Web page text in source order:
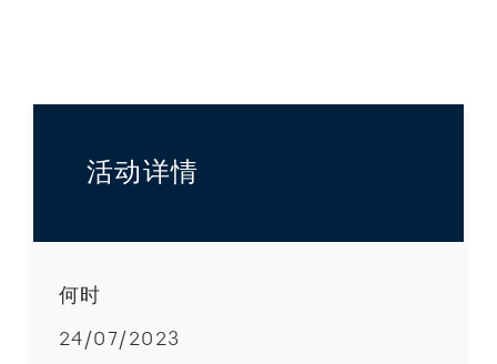
活动详情
何时
24/07/2023